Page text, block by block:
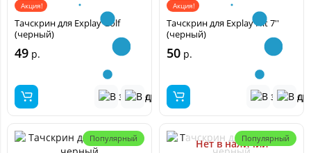
Акция!
Тачскрин для Explay Golf
(черный)
49 р.
Акция!
Тачскрин для Explay Hit 7''
(черный)
50 р.
Популярный Популярный
Нет в наличии